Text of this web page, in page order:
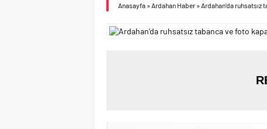
Anasayfa »Ardahan Haber »Ardahan’da